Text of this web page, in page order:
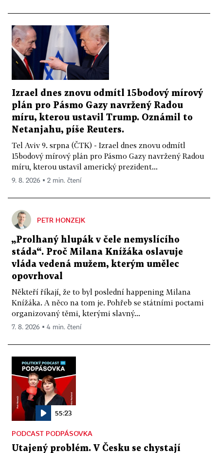
Izrael dnes znovu odmítl 15bodový mírový
plán pro Pásmo Gazy navržený Radou
míru, kterou ustavil Trump. Oznámil to
Netanjahu, píše Reuters.
Tel Aviv 9. srpna (ČTK) - Izrael dnes znovu odmítl
15bodový mírový plán pro Pásmo Gazy navržený Radou
míru, kterou ustavil americký prezident...
9. 8. 2026 ▪ 2 min. čtení
PETR HONZEJK
„Prolhaný hlupák v čele nemyslícího
stáda“. Proč Milana Knížáka oslavuje
vláda vedená mužem, kterým umělec
opovrhoval
Někteří říkají, že to byl poslední happening Milana
Knížáka. A něco na tom je. Pohřeb se státními poctami
organizovaný těmi, kterými slavný...
7. 8. 2026 ▪ 4 min. čtení
55:23
PODCAST PODPÁSOVKA
Utajený problém. V Česku se chystají